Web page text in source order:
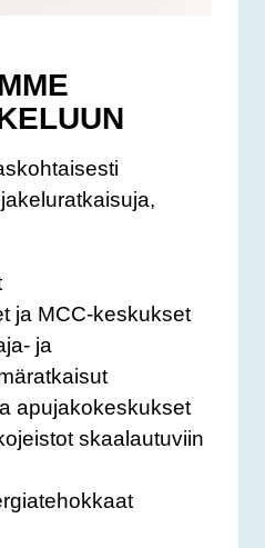
ja MCC-keskukset
ja
apujakokeskukset
skaalautuviin